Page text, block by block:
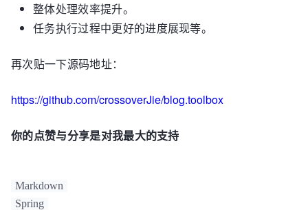
整体处理效率提升。
任务执行过程中更好的进度展现等。
再次贴一下源码地址：
https://github.com/crossoverJie/blog.toolbox
你的点赞与分享是对我最大的支持
Markdown
Spring